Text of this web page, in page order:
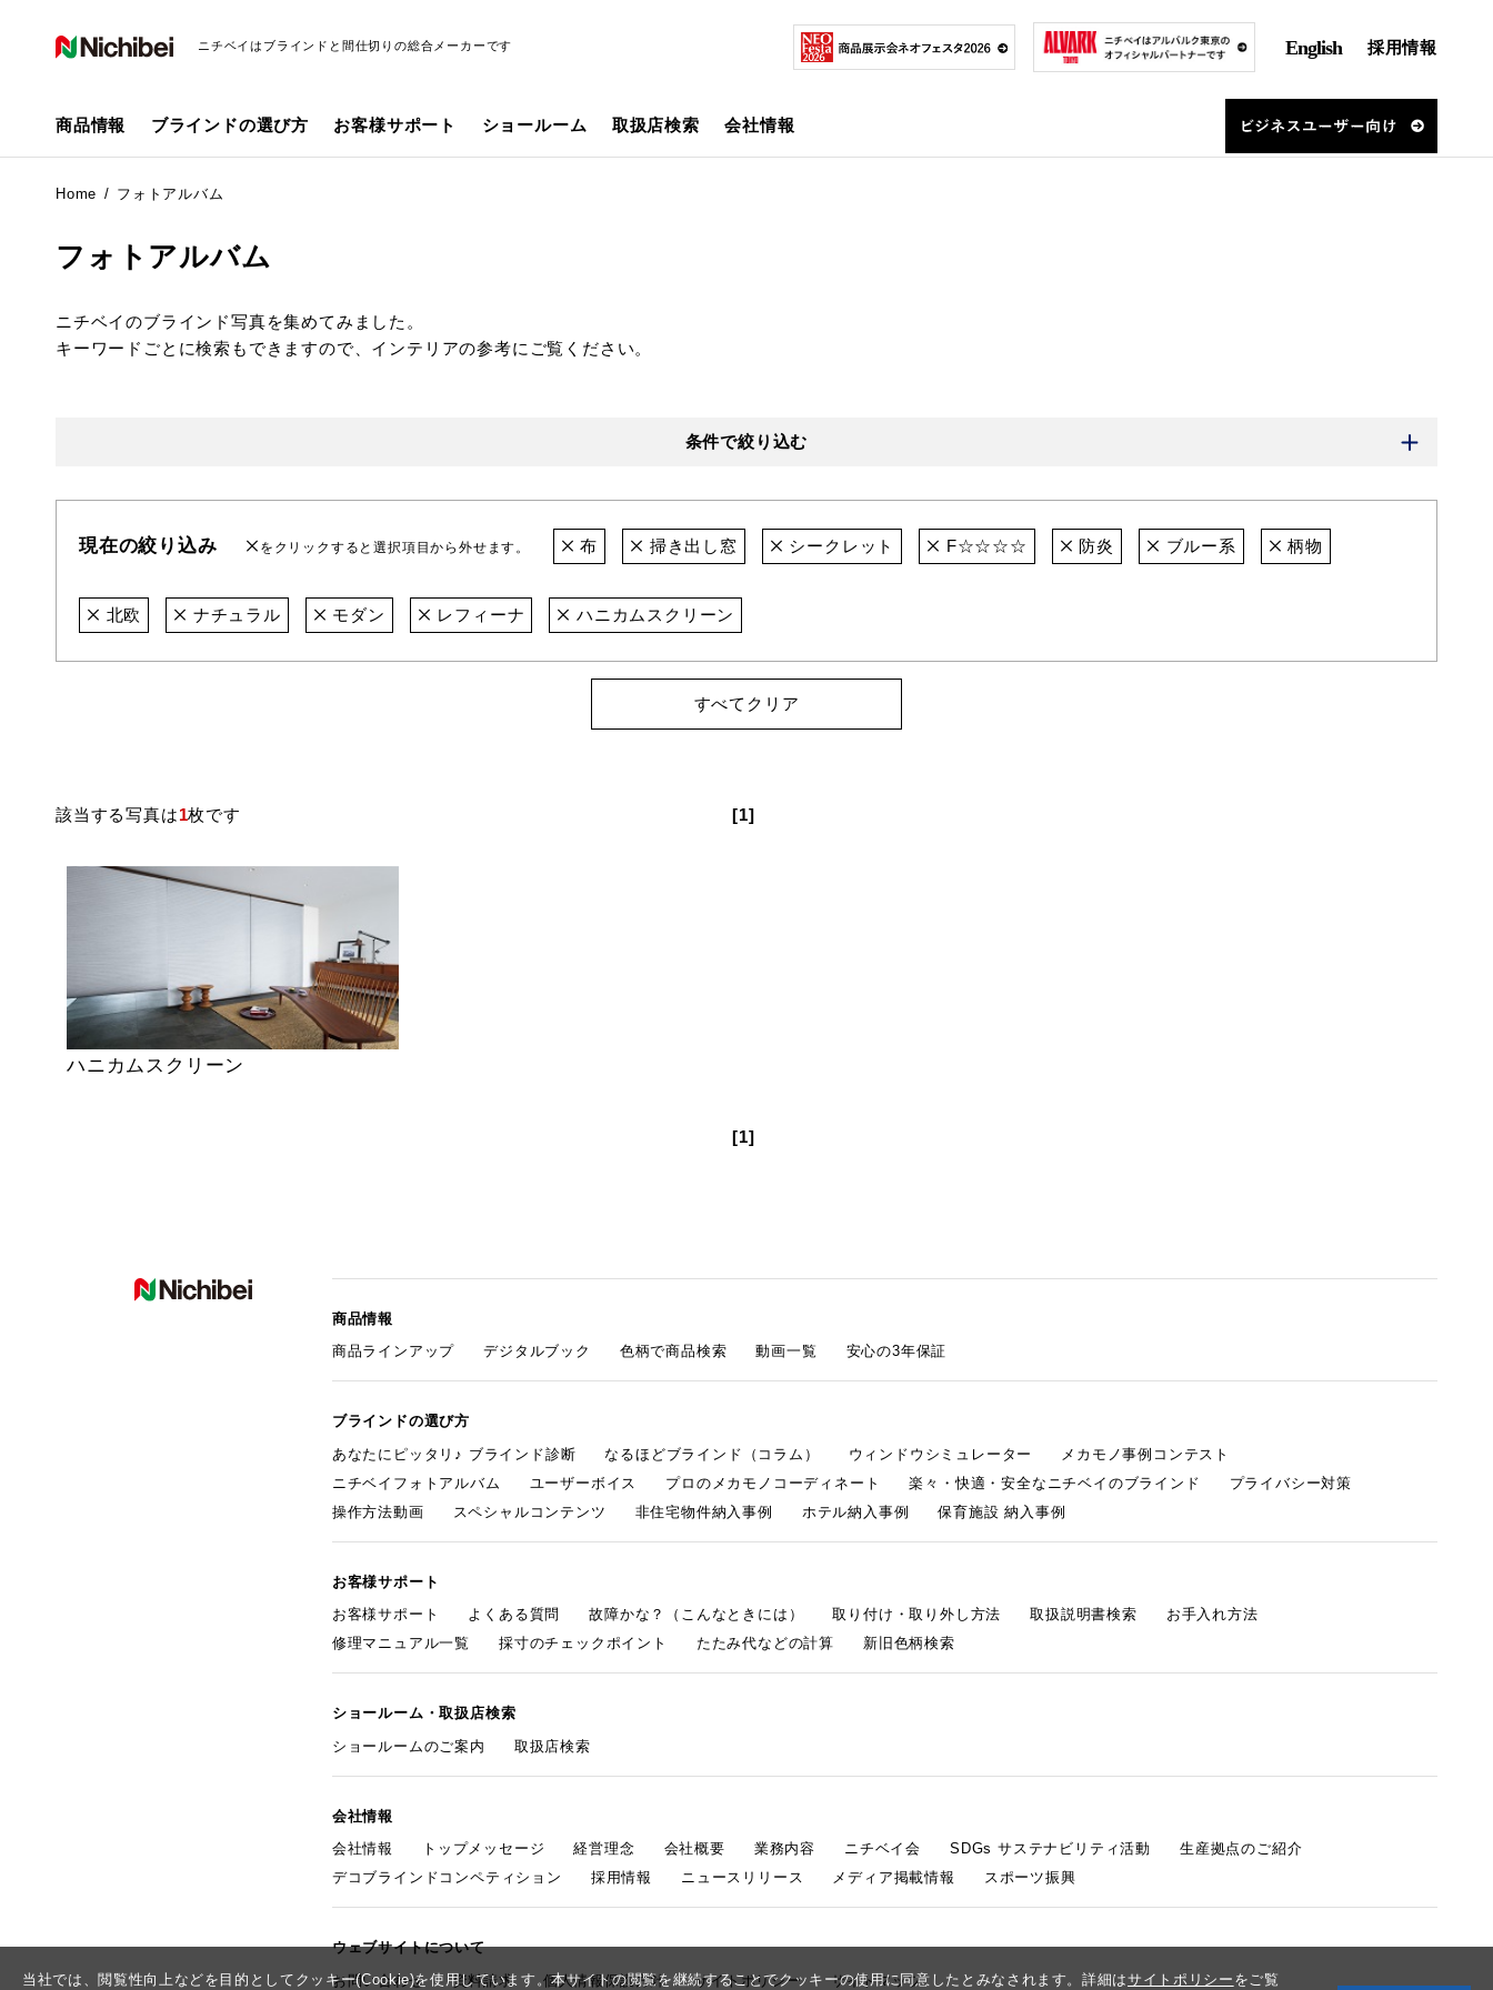
当社では、閲覧性向上などを目的としてクッキー(Cookie)を使用しています。本サイトの閲覧を継続することでクッキーの使用に同意したとみなされます。詳細はサイトポリシー をご覧
ニチベイはブラインドと間仕切りの総合メーカーです English 採用情報
商品情報 ブラインドの選び方 お客様サポート ショールーム 取扱店検索 会社情報
Home フォトアルバム
フォトアルバム
ニチベイのブラインド写真を集めてみました。
キーワードごとに検索もできますので、インテリアの参考にご覧ください。
条件で絞り込む
現在の絞り込み をクリックすると選択項目から外せます。 布 掃き出し窓 シークレット F☆☆☆☆ 防炎 ブルー系 柄物
北欧 ナチュラル モダン レフィーナ ハニカムスクリーン
すべてクリア
該当する写真は1枚です [1]
ハニカムスクリーン
[1]
商品情報
商品ラインアップ
デジタルブック 色柄で商品検索 動画一覧 安心の3年保証
ブラインドの選び方
あなたにピッタリ♪ ブラインド診断
なるほどブラインド（コラム） ウィンドウシミュレーター
メカモノ事例コンテスト
ニチベイフォトアルバム
ユーザーボイス プロのメカモノコーディネート 楽々・快適・安全なニチベイのブラインド
プライバシー対策
操作方法動画
スペシャルコンテンツ 非住宅物件納入事例 ホテル納入事例 保育施設 納入事例
お客様サポート
お客様サポート
よくある質問 故障かな？（こんなときには） 取り付け・取り外し方法 取扱説明書検索
お手入れ方法
修理マニュアル一覧
採寸のチェックポイント たたみ代などの計算 新旧色柄検索
ショールーム・取扱店検索
ショールームのご案内
取扱店検索
会社情報
会社情報
トップメッセージ 経営理念 会社概要 業務内容 ニチベイ会 SDGs サステナビリティ活動
生産拠点のご紹介
デコブラインドコンペティション
採用情報 ニュースリリース メディア掲載情報 スポーツ振興
ウェブサイトについて
お問い合わせ
資料請求 個人情報保護方針 サイトポリシー サイトマップ